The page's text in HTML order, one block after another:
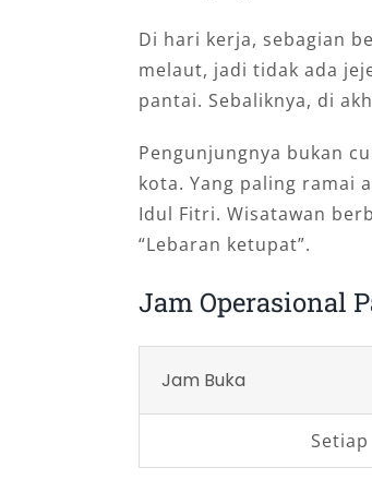
Di hari kerja, sebagian
melaut, jadi tidak ada
pantai. Sebaliknya, di
Pengunjungnya bukan
kota. Yang paling ramai
Idul Fitri. Wisatawan
“Lebaran ketupat”.
Jam Operasional
Jam Buka